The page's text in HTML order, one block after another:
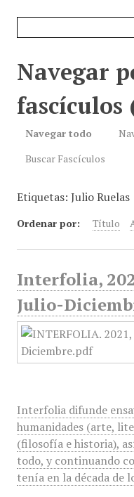
Navegar
fascículos
Navegar todo
Buscar Fascículos
Etiquetas: Julio Ruelas
Ordenar por: Título
Interfolia,
Julio-
Interfolia difunde
humanidades (arte,
(filosofía e historia),
todo, y continuando
tenía en la década de